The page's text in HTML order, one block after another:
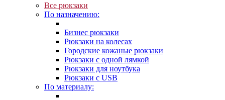
Все рюкзаки
По назначению:
Бизнес рюкзаки
Рюкзаки на колесах
Городские кожаные рюкзаки
Рюкзаки с одной лямкой
Рюкзаки для ноутбука
Рюкзаки с USB
По материалу: